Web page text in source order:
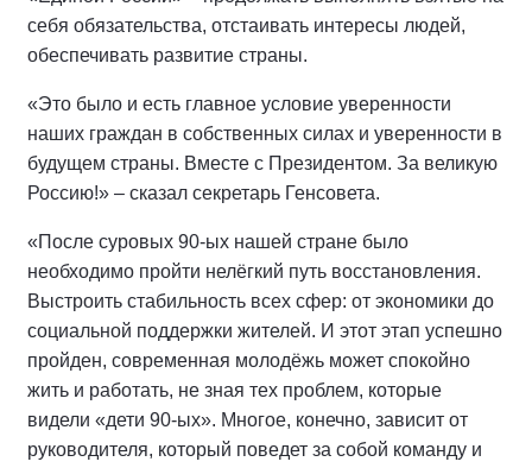
себя обязательства, отстаивать интересы людей,
обеспечивать развитие страны.
«Это было и есть главное условие уверенности
наших граждан в собственных силах и уверенности в
будущем страны. Вместе с Президентом. За великую
Россию!» – сказал секретарь Генсовета.
«После суровых 90-ых нашей стране было
необходимо пройти нелёгкий путь восстановления.
Выстроить стабильность всех сфер: от экономики до
социальной поддержки жителей. И этот этап успешно
пройден, современная молодёжь может спокойно
жить и работать, не зная тех проблем, которые
видели «дети 90-ых». Многое, конечно, зависит от
руководителя, который поведет за собой команду и